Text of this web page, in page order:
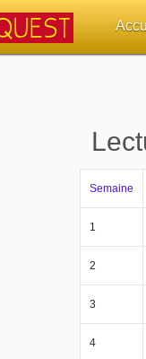
Sujets
Semaine
1
2
3
4